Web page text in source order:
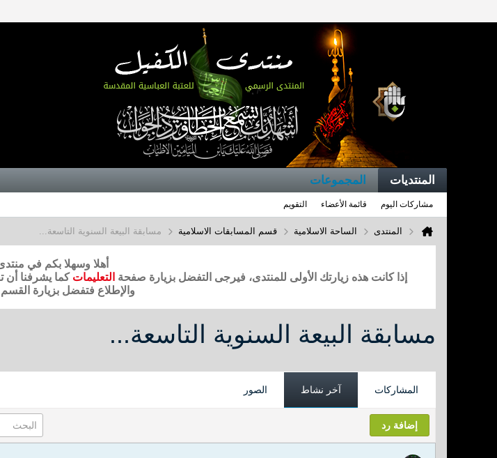
المنتديات المجموعات
مشاركات اليوم قائمة الأعضاء التقويم
المنتدى الساحة الاسلامية قسم المسابقات الاسلامية مسابقة البيعة السنوية التاسعة...
أهلا وسهلا بكم في
إذا كانت هذه زيارتك الأولى للمنتدى، فيرجى التفضل بزيارة صفحة التعليمات كما يشرفنا أن
والإطلاع فتفضل بزيارة
مسابقة البيعة السنوية التاسعة...
المشاركات آخر نشاط الصور
إضافة رد